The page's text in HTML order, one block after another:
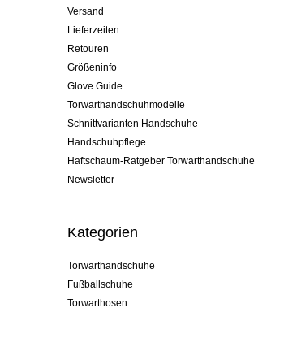
Versand
Lieferzeiten
Retouren
Größeninfo
Glove Guide
Torwarthandschuhmodelle
Schnittvarianten Handschuhe
Handschuhpflege
Haftschaum-Ratgeber Torwarthandschuhe
Newsletter
Kategorien
Torwarthandschuhe
Fußballschuhe
Torwarthosen